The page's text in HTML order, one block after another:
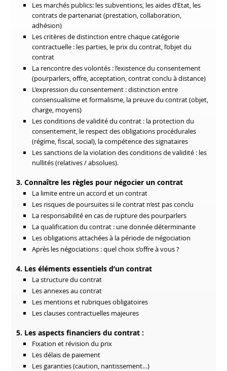
Les marchés publics: les subventions, les aides d’Etat, les
contrats de partenariat (prestation, collaboration,
adhésion)
Les critères de distinction entre chaque catégorie
contractuelle : les parties, le prix du contrat, l’objet du
contrat
La rencontre des volontés : l’existence du consentement
(pourparlers, offre, acceptation, contrat conclu à distance)
L’expression du consentement : distinction entre
consensualisme et formalisme, la preuve du contrat (objet,
charge, moyens)
Les conditions de validité du contrat : la protection du
consentement, le respect des obligations procédurales
(régime, fiscal, social), la compétence des signataires
Les sanctions de la violation des conditions de validité : les
nullités (relatives / absolues).
3. Connaître les règles pour négocier un contrat
La limite entre un accord et un contrat
Les risques de poursuites si le contrat n’est pas conclu
La responsabilité en cas de rupture des pourparlers
La qualification du contrat : une donnée déterminante
Les obligations attachées à la période de négociation
Après les négociations : quel choix s’offre à vous ?
4. Les éléments essentiels d’un contrat
La structure du contrat
Les annexes au contrat
Les mentions et rubriques obligatoires
Les clauses contractuelles majeures
5. Les aspects financiers du contrat :
Fixation et révision du prix
Les délais de paiement
Les garanties (caution, nantissement…)